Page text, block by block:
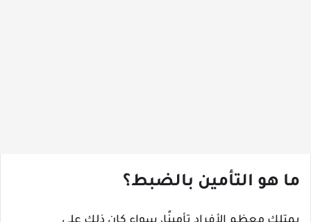
ما هو التأمين بالضبط؟